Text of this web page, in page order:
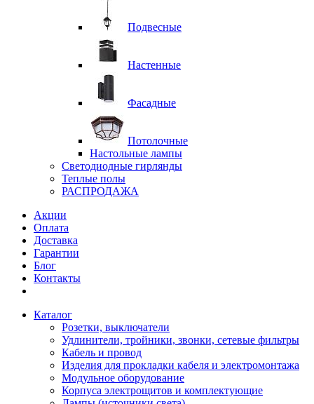
Подвесные
Настенные
Фасадные
Потолочные
Настольные лампы
Светодиодные гирлянды
Теплые полы
РАСПРОДАЖА
Акции
Оплата
Доставка
Гарантии
Блог
Контакты
Каталог
Розетки, выключатели
Удлинители, тройники, звонки, сетевые фильтры
Кабель и провод
Изделия для прокладки кабеля и электромонтажа
Модульное оборудование
Корпуса электрощитов и комплектующие